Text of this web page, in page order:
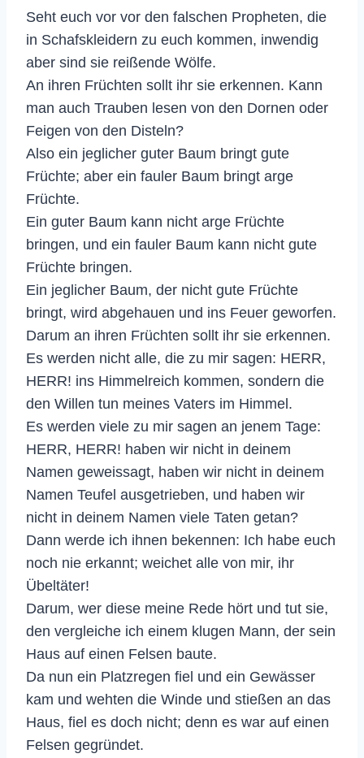
Seht euch vor vor den falschen Propheten, die
in Schafskleidern zu euch kommen, inwendig
aber sind sie reißende Wölfe.
An ihren Früchten sollt ihr sie erkennen. Kann
man auch Trauben lesen von den Dornen oder
Feigen von den Disteln?
Also ein jeglicher guter Baum bringt gute
Früchte; aber ein fauler Baum bringt arge
Früchte.
Ein guter Baum kann nicht arge Früchte
bringen, und ein fauler Baum kann nicht gute
Früchte bringen.
Ein jeglicher Baum, der nicht gute Früchte
bringt, wird abgehauen und ins Feuer geworfen.
Darum an ihren Früchten sollt ihr sie erkennen.
Es werden nicht alle, die zu mir sagen: HERR,
HERR! ins Himmelreich kommen, sondern die
den Willen tun meines Vaters im Himmel.
Es werden viele zu mir sagen an jenem Tage:
HERR, HERR! haben wir nicht in deinem
Namen geweissagt, haben wir nicht in deinem
Namen Teufel ausgetrieben, und haben wir
nicht in deinem Namen viele Taten getan?
Dann werde ich ihnen bekennen: Ich habe euch
noch nie erkannt; weichet alle von mir, ihr
Übeltäter!
Darum, wer diese meine Rede hört und tut sie,
den vergleiche ich einem klugen Mann, der sein
Haus auf einen Felsen baute.
Da nun ein Platzregen fiel und ein Gewässer
kam und wehten die Winde und stießen an das
Haus, fiel es doch nicht; denn es war auf einen
Felsen gegründet.